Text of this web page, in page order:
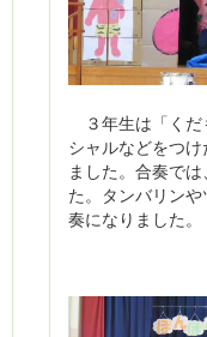
３年生は「くだ
シャルなどをつ
ました。合奏で
た。タンバリン
奏になりました。